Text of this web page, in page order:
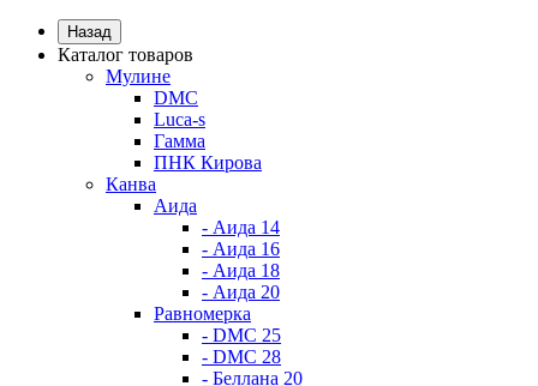
Назад
Каталог товаров
Мулине
DMC
Luca-s
Гамма
ПНК Кирова
Канва
Аида
- Аида 14
- Аида 16
- Аида 18
- Аида 20
Равномерка
- DMC 25
- DMC 28
- Беллана 20